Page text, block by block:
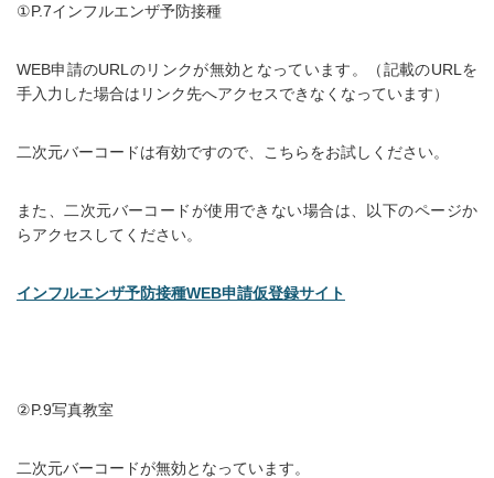
①P.7インフルエンザ予防接種
WEB申請のURLのリンクが無効となっています 。（記載のURL を
手入力した場合はリンク先へアクセスできなくなっています）
二次元バーコードは有効ですので、こちらをお試しください。
また、二次元バーコードが使用できない場合は、以下のページか
らアクセスしてください。
インフルエンザ予防接種WEB申請仮登録サイト
②P.9写真教室
二次元バーコードが無効となっています。